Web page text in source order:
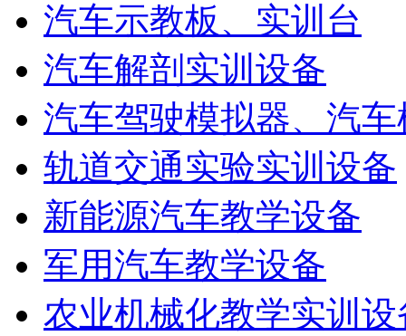
汽车示教板、实训台
汽车解剖实训设备
汽车驾驶模拟器、汽车
轨道交通实验实训设备
新能源汽车教学设备
军用汽车教学设备
农业机械化教学实训设